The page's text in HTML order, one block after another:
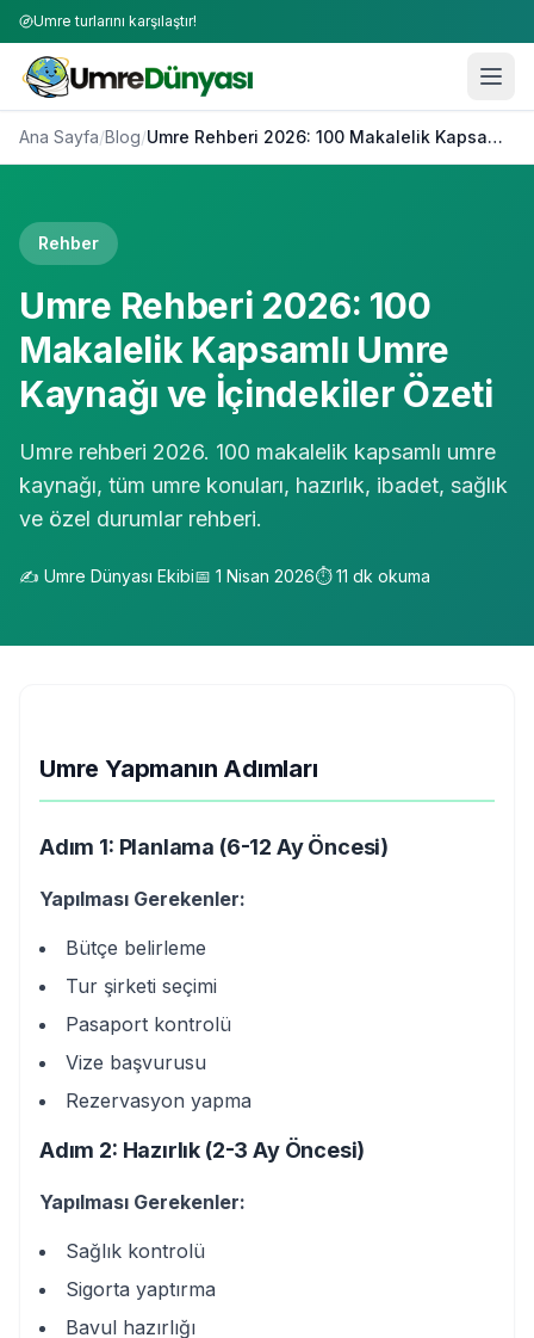
Umre turlarını karşılaştır!
Ana Sayfa/Blog/ Umre Rehberi 2026: 100 Makalelik Kapsamlı Umre Kaynağı ve İçindekiler Özeti
Rehber
Umre Rehberi 2026: 100
Makalelik Kapsamlı Umre
Kaynağı ve İçindekiler Özeti
Umre rehberi 2026. 100 makalelik kapsamlı umre
kaynağı, tüm umre konuları, hazırlık, ibadet, sağlık
ve özel durumlar rehberi.
✍️ Umre Dünyası Ekibi📅 1 Nisan 2026⏱️11 dk okuma
Umre Yapmanın Adımları
Adım 1: Planlama (6-12 Ay Öncesi)
Yapılması Gerekenler:
Bütçe belirleme
Tur şirketi seçimi
Pasaport kontrolü
Vize başvurusu
Rezervasyon yapma
Adım 2: Hazırlık (2-3 Ay Öncesi)
Yapılması Gerekenler:
Sağlık kontrolü
Sigorta yaptırma
Bavul hazırlığı